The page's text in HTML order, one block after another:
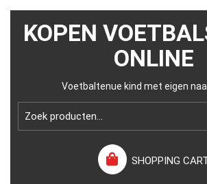
KOPEN
ONLINE
Voetbaltenue kind met eigen
SHOPPING